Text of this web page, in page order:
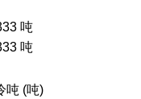
吨
吨
吨 (吨)